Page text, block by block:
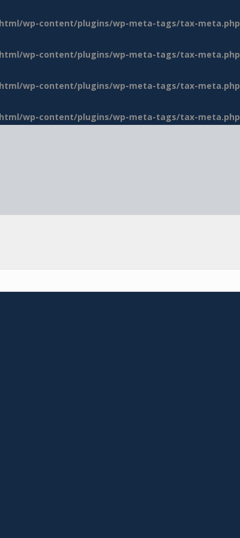
wp-content/plugins/wp-meta-tags/tax-meta.php
wp-content/plugins/wp-meta-tags/tax-meta.php
wp-content/plugins/wp-meta-tags/tax-meta.php
wp-content/plugins/wp-meta-tags/tax-meta.php